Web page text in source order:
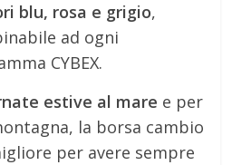
blu, rosa e grigio,
ad ogni
CYBEX.
estive al mare e per
la borsa cambio
per avere sempre